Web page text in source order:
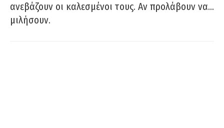
ανεβάζουν οι καλεσμένοι τους. Αν προλάβουν να…
μιλήσουν.